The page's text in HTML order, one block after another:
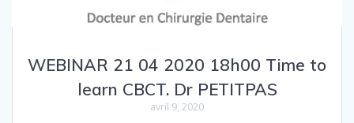
WEBINAR 21 04 2020 18h00 Time to
learn CBCT. Dr PETITPAS
avril 9, 2020